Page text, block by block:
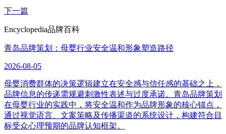
下一篇
Encyclopedia品牌百科
青岛品牌策划：母婴行业安全温和形象塑造路径
2026-08-05
母婴消费群体的决策逻辑建立在安全感与信任感的基础之上，
品牌信息的传递需规避刺激性表述与过度承诺。青岛品牌策划
在母婴行业的实践中，将安全温和作为品牌形象的核心锚点，
通过视觉语言、文案策略及传播渠道的系统设计，构建符合目
标受众心理预期的品牌认知框架。